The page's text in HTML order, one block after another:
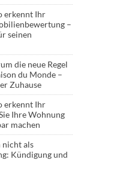
erkennt Ihr
–
seinen
die neue Regel
du Monde –
Zuhause
erkennt Ihr
Ihre Wohnung
machen
nicht als
Kündigung und